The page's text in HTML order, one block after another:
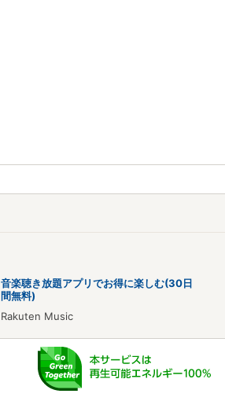
音楽聴き放題アプリでお得に楽しむ(30日
間無料)
Rakuten Music